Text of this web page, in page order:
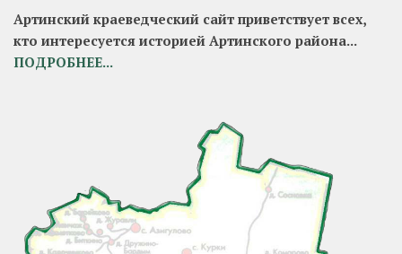
Артинский краеведческий сайт приветствует всех,
кто интересуется историей Артинского района...
ПОДРОБНЕЕ...